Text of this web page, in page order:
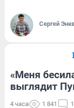
Сергей
«Меня
выглядит
4 часа 1 841 1